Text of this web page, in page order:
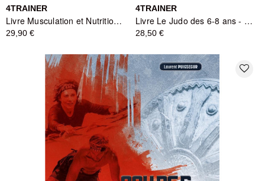
4TRAINER
Livre Musculation et Nutrition au féminin - 4TRAINER
29,90 €
4TRAINER
Livre Le Judo des 6-8 ans - Cahiers Pédagogiques FFJDA - 4TRAINER
28,50 €
favorite_border